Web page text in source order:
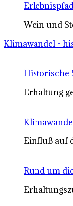
Wein und
Klimawandel -
Historische
Erhaltung
Einfluß auf
Rund um